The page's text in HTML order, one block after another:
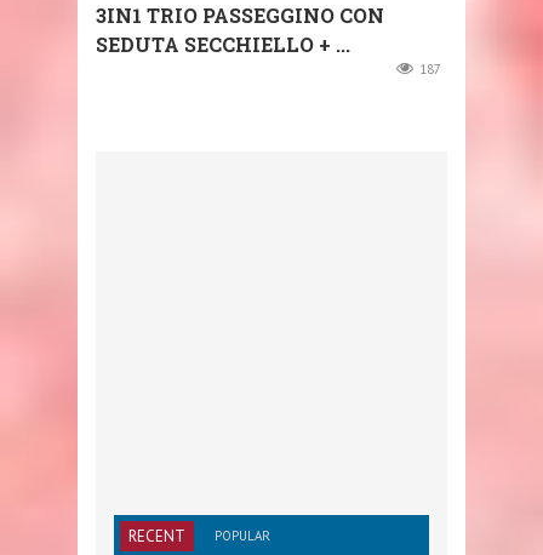
3IN1 TRIO PASSEGGINO CON
SEDUTA SECCHIELLO + ...
187
RECENT POPULAR